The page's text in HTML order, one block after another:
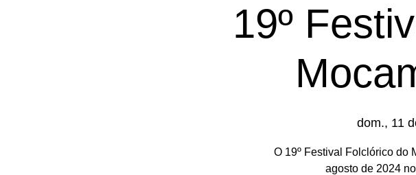
19º
dom., 11
O 19º Festival Folclórico do
agosto de 2024